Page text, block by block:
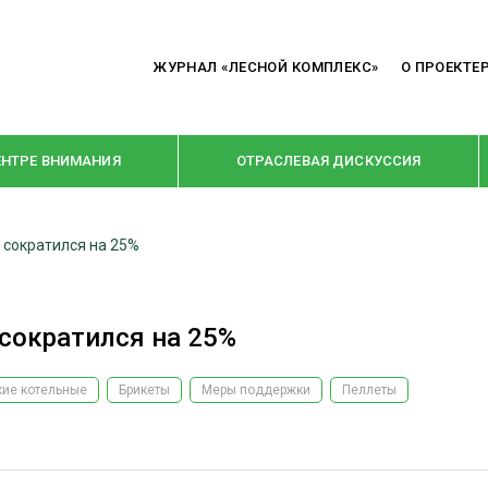
ЖУРНАЛ «ЛЕСНОЙ КОМПЛЕКС» О ПРОЕКТЕ
ВНИМАНИЯ ОТРАСЛЕВАЯ ДИСКУССИЯ
ДОМОСТРОЕНИЕ ВЗГЛЯД ИЗНУТРИ
на 25%
на 25%
котельные Брикеты Меры поддержки Пеллеты